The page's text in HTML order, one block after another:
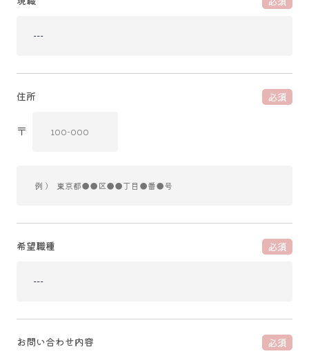
住所 必須
〒
希望職種 必須
お問い合わせ内容 必須